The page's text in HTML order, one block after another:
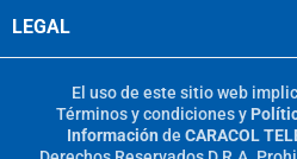
LEGAL
El uso de este sitio web
Términos y condicionesy
Información de CARACOL